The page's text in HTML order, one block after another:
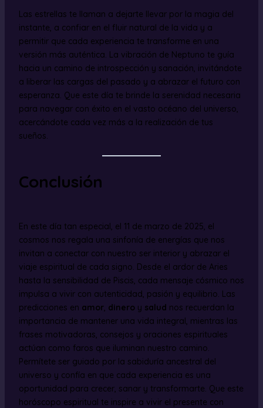
Las estrellas te llaman a dejarte llevar por la magia del
instante, a confiar en el fluir natural de la vida y a
permitir que cada experiencia te transforme en una
versión más auténtica. La vibración de Neptuno te guía
hacia un camino de introspección y sanación, invitándote
a liberar las cargas del pasado y a abrazar el futuro con
esperanza. Que este día te brinde la serenidad necesaria
para navegar con éxito en el vasto océano del universo,
acercándote cada vez más a la realización de tus
sueños.
Conclusión
En este día tan especial, el 11 de marzo de 2025, el
cosmos nos regala una sinfonía de energías que nos
invitan a conectar con nuestro ser interior y abrazar el
viaje espiritual de cada signo. Desde el ardor de Aries
hasta la sensibilidad de Piscis, cada mensaje cósmico nos
impulsa a vivir con autenticidad, pasión y equilibrio. Las
predicciones en amor, dineroy salud nos recuerdan la
importancia de mantener una vida integral, mientras las
frases motivadoras, consejos y oraciones espirituales
actúan como faros que iluminan nuestro camino.
Permítete ser guiado por la sabiduría ancestral del
universo y confía en que cada experiencia es una
oportunidad para crecer, sanar y transformarte. Que este
horóscopo espiritual te inspire a vivir el presente con